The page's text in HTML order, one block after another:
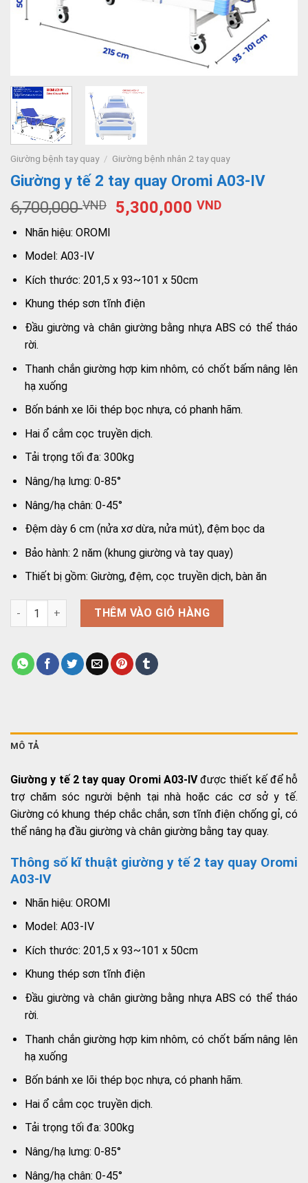
Giường bệnh tay quay / Giường bệnh nhân 2 tay quay
Giường y tế 2 tay quay Oromi A03-IV
6,700,000VND 5,300,000VND
Nhãn hiệu: OROMI
Model: A03-IV
Kích thước: 201,5 x 93~101 x 50cm
Khung thép sơn tĩnh điện
Đầu giường và chân giường bằng nhựa ABS có thể tháo
rời.
Thanh chắn giường hợp kim nhôm, có chốt bấm nâng lên
hạ xuống
Bốn bánh xe lõi thép bọc nhựa, có phanh hãm.
Hai ổ cắm cọc truyền dịch.
Tải trọng tối đa: 300kg
Nâng/hạ lưng: 0-85°
Nâng/hạ chân: 0-45°
Đệm dày 6 cm (nửa xơ dừa, nửa mút), đệm bọc da
Bảo hành: 2 năm (khung giường và tay quay)
Thiết bị gồm: Giường, đệm, cọc truyền dịch, bàn ăn
Giường y tế 2 tay quay Oromi A03-IV số lượng
THÊM VÀO GIỎ HÀNG
MÔ TẢ
Giường y tế 2 tay quay Oromi A03-IVđược thiết kế để hỗ
trợ chăm sóc người bệnh tại nhà hoặc các cơ sở y tế.
Giường có khung thép chắc chắn, sơn tĩnh điện chống gỉ, có
thể nâng hạ đầu giường và chân giường bằng tay quay.
Thông số kĩ thuật giường y tế 2 tay quay Oromi
A03-IV
Nhãn hiệu: OROMI
Model: A03-IV
Kích thước: 201,5 x 93~101 x 50cm
Khung thép sơn tĩnh điện
Đầu giường và chân giường bằng nhựa ABS có thể tháo
rời.
Thanh chắn giường hợp kim nhôm, có chốt bấm nâng lên
hạ xuống
Bốn bánh xe lõi thép bọc nhựa, có phanh hãm.
Hai ổ cắm cọc truyền dịch.
Tải trọng tối đa: 300kg
Nâng/hạ lưng: 0-85°
Nâng/hạ chân: 0-45°